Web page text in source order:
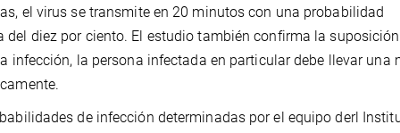
el virus se transmite en 20 minutos con una probabilidad
del diez por ciento. El estudio también confirma la
infección, la persona infectada en particular debe llevar una
de infección determinadas por el equipo derl